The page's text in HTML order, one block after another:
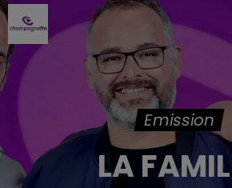
Emission
LA